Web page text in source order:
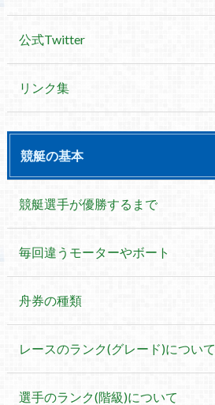
公式Twitter
リンク集
競艇の基本
競艇選手が優勝するまで
毎回違うモーターやボート
舟券の種類
レースのランク(グレード)について
選手のランク(階級)について